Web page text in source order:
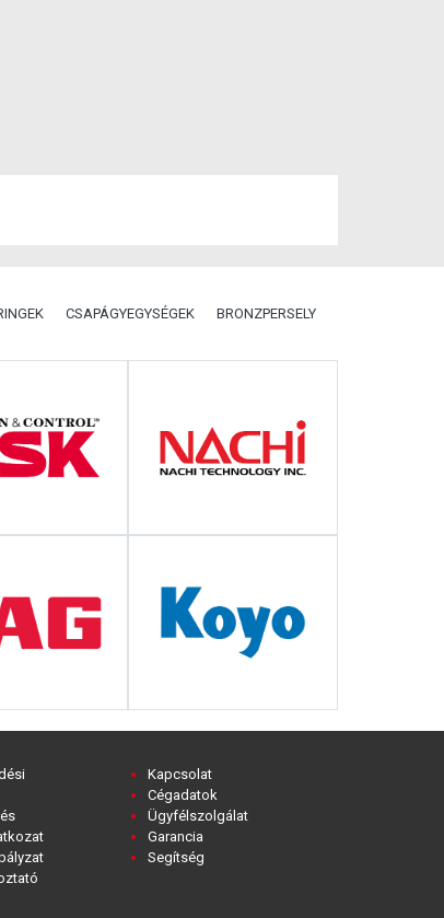
CSAPÁGYEGYSÉGEK BRONZPERSELY
Kapcsolat
Cégadatok
Ügyfélszolgálat
Garancia
Segítség